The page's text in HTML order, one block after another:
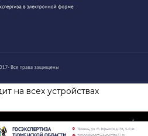
на всех устройствах